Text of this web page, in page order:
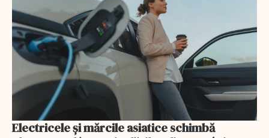
Electricele și mărcile asiatice schimbă